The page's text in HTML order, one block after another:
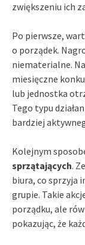
zwiększeniu ich
Po pierwsze,
o porządek.
niematerialne.
miesięczne
lub jednostka
Tego typu
bardziej
Kolejnym
sprzątających.
biura, co sprzyja
grupie. Takie
porządku, ale
pokazując, że